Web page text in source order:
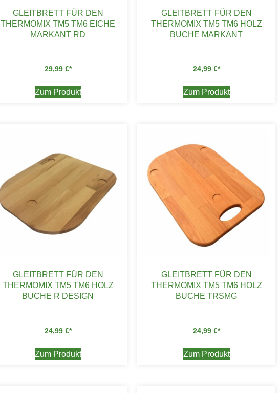
GLEITBRETT FÜR DEN
THERMOMIX TM5 TM6 EICHE
MARKANT RD
29,99 €
Zum Produkt
GLEITBRETT FÜR DEN
THERMOMIX TM5 TM6 HOLZ
BUCHE MARKANT
24,99 €
Zum Produkt
GLEITBRETT FÜR DEN
THERMOMIX TM5 TM6 HOLZ
BUCHE R DESIGN
24,99 €
Zum Produkt
GLEITBRETT FÜR DEN
THERMOMIX TM5 TM6 HOLZ
BUCHE TRSMG
24,99 €
Zum Produkt